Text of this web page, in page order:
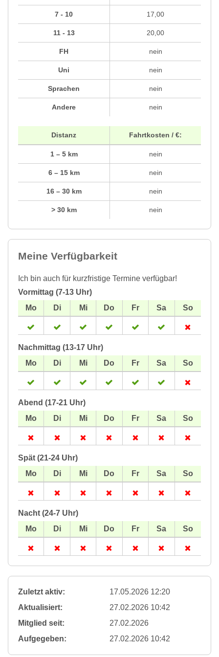
7 - 10
11 - 13
FH
Uni
Sprachen
Andere
17,00
20,00
nein
nein
nein
nein
Distanz
1 – 5 km
6 – 15 km
16 – 30 km
> 30 km
Fahrtkosten / €:
nein
nein
nein
nein
Meine Verfügbarkeit
Ich bin auch für kurzfristige Termine verfügbar!
Vormittag (7-13 Uhr)
Nachmittag (13-17 Uhr)
Abend (17-21 Uhr)
Spät (21-24 Uhr)
Nacht (24-7 Uhr)
Zuletzt aktiv:
17.05.2026 12:20
Aktualisiert:
27.02.2026 10:42
Mitglied seit:
27.02.2026
Aufgegeben:
27.02.2026 10:42